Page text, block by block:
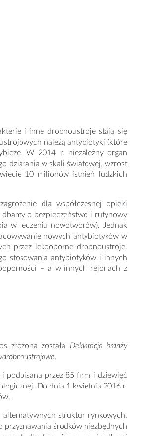
i inne drobnoustroje stają się
należą antybiotyki (które
W 2014 r. niezależny organ
działania w skali światowej, wzrost
10 milionów istnień ludzkich
dla współczesnej opieki
o bezpieczeństwo i rutynowy
w leczeniu nowotworów). Jednak
nowych antybiotyków w
przez lekooporne drobnoustroje.
stosowania antybiotyków i innych
– a w innych rejonach z
złożona została Deklaracja branży
.
i podpisana przez 85 firm i dziewięć
Do dnia 1 kwietnia 2016 r.
alternatywnych struktur rynkowych,
przyznawania środków niezbędnych